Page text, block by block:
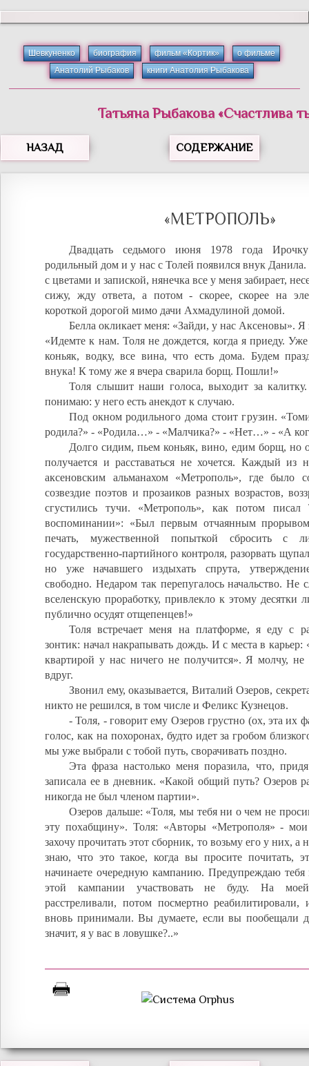
Шевкуненко биография фильм «Кортик»
о фильме
Анатолий Рыбаков
книги Анатолия Рыбакова
Татьяна Рыбакова «Счастлива
НАЗАД СОДЕРЖАНИЕ
«МЕТРОПОЛЬ»
Двадцать седьмого июня 1978 года
родильный дом и у нас с Толей появился внук Данила.
с цветами и запиской, нянечка все у меня забирает,
сижу, жду ответа, а потом - скорее, скорее на
короткой дорогой мимо дачи Ахмадулиной домой.
Белла окликает меня: «Зайди, у нас Аксеновы».
«Идемте к нам. Толя не дождется, когда я приеду.
коньяк, водку, все вина, что есть дома. Будем
внука! К тому же я вчера сварила борщ. Пошли!»
Толя слышит наши голоса, выходит за
понимаю: у него есть анекдот к случаю.
Под окном родильного дома стоит грузин.
родила?» - «Родила…» - «Малчика?» - «Нет…» - «А
Долго сидим, пьем коньяк, вино, едим борщ, но
получается и расставаться не хочется. Каждый из
аксеновским альманахом «Метрополь», где было
созвездие поэтов и прозаиков разных возрастов,
сгустились тучи. «Метрополь», как потом
воспоминании»: «Был первым отчаянным
печать, мужественной попыткой сбросить с
государственно-партийного контроля, разорвать
но уже начавшего издыхать спрута,
свободно. Недаром так перепугалось начальство. Не
вселенскую проработку, привлекло к этому десятки
публично осудят отщепенцев!»
Толя встречает меня на платформе, я еду с
зонтик: начал накрапывать дождь. И с места в
квартирой у нас ничего не получится». Я молчу,
вдруг.
Звонил ему, оказывается, Виталий Озеров,
никто не решился, в том числе и Феликс Кузнецов.
- Толя, - говорит ему Озеров грустно (ох, эта их
голос, как на похоронах, будто идет за гробом
мы уже выбрали с тобой путь, сворачивать поздно.
Эта фраза настолько меня поразила, что,
записала ее в дневник. «Какой общий путь? Озеров
никогда не был членом партии».
Озеров дальше: «Толя, мы тебя ни о чем не
эту похабщину». Толя: «Авторы «Метрополя» -
захочу прочитать этот сборник, то возьму его у них, а
знаю, что это такое, когда вы просите почитать,
начинаете очередную кампанию. Предупреждаю
этой кампании участвовать не буду. На
расстреливали, потом посмертно реабилитировали,
вновь принимали. Вы думаете, если вы пообещали
значит, я у вас в ловушке?..»